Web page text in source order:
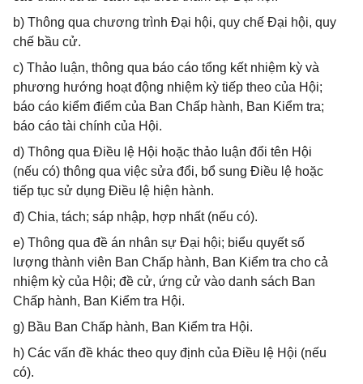
b) Thông qua chương trình Đại hội, quy chế Đại hội, quy
chế bầu cử.
c) Thảo luận, thông qua báo cáo tổng kết nhiệm kỳ và
phương hướng hoạt động nhiệm kỳ tiếp theo của Hội;
báo cáo kiểm điểm của Ban Chấp hành, Ban Kiểm tra;
báo cáo tài chính của Hội.
d) Thông qua Điều lệ Hội hoặc thảo luận đổi tên Hội
(nếu có) thông qua việc sửa đổi, bổ sung Điều lệ hoặc
tiếp tục sử dụng Điều lệ hiện hành.
đ) Chia, tách; sáp nhập, hợp nhất (nếu có).
e) Thông qua đề án nhân sự Đại hội; biểu quyết số
lượng thành viên Ban Chấp hành, Ban Kiểm tra cho cả
nhiệm kỳ của Hội; đề cử, ứng cử vào danh sách Ban
Chấp hành, Ban Kiểm tra Hội.
g) Bầu Ban Chấp hành, Ban Kiểm tra Hội.
h) Các vấn đề khác theo quy định của Điều lệ Hội (nếu
có).